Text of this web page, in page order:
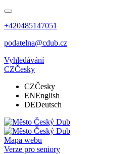
+420485147051
podatelna@cdub.cz
Vyhledávání
CZČesky
CZČesky
ENEnglish
DEDeutsch
Mapa webu
Verze pro seniory